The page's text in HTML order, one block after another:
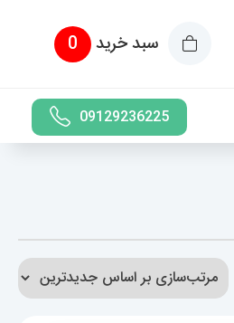
سبد خرید 0
09129236225